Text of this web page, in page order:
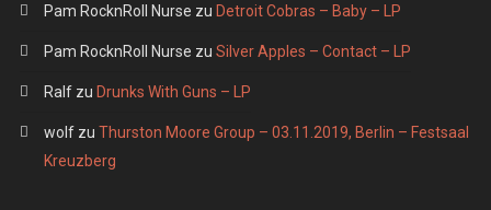
Pam RocknRoll Nurse zu Detroit Cobras – Baby – LP
Pam RocknRoll Nurse zu Silver Apples – Contact – LP
Ralfzu Drunks With Guns – LP
wolfzu Thurston Moore Group – 03.11.2019, Berlin – Festsaal
Kreuzberg